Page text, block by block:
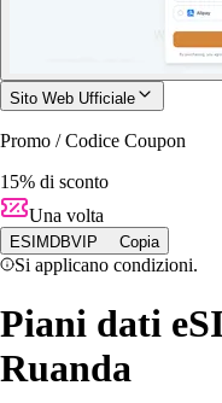
Sito Web Ufficiale
Promo / Codice Coupon
15% di sconto
Una volta
ESIMDBVIP Copia
Si applicano condizioni.
Piani dati
Ruanda